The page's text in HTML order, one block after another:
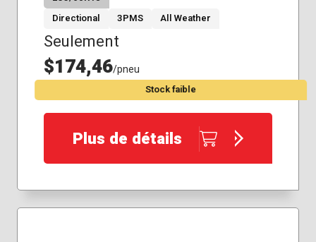
Directional
3PMS All Weather
Seulement
$174,46/pneu
Stock faible
Plus de détails